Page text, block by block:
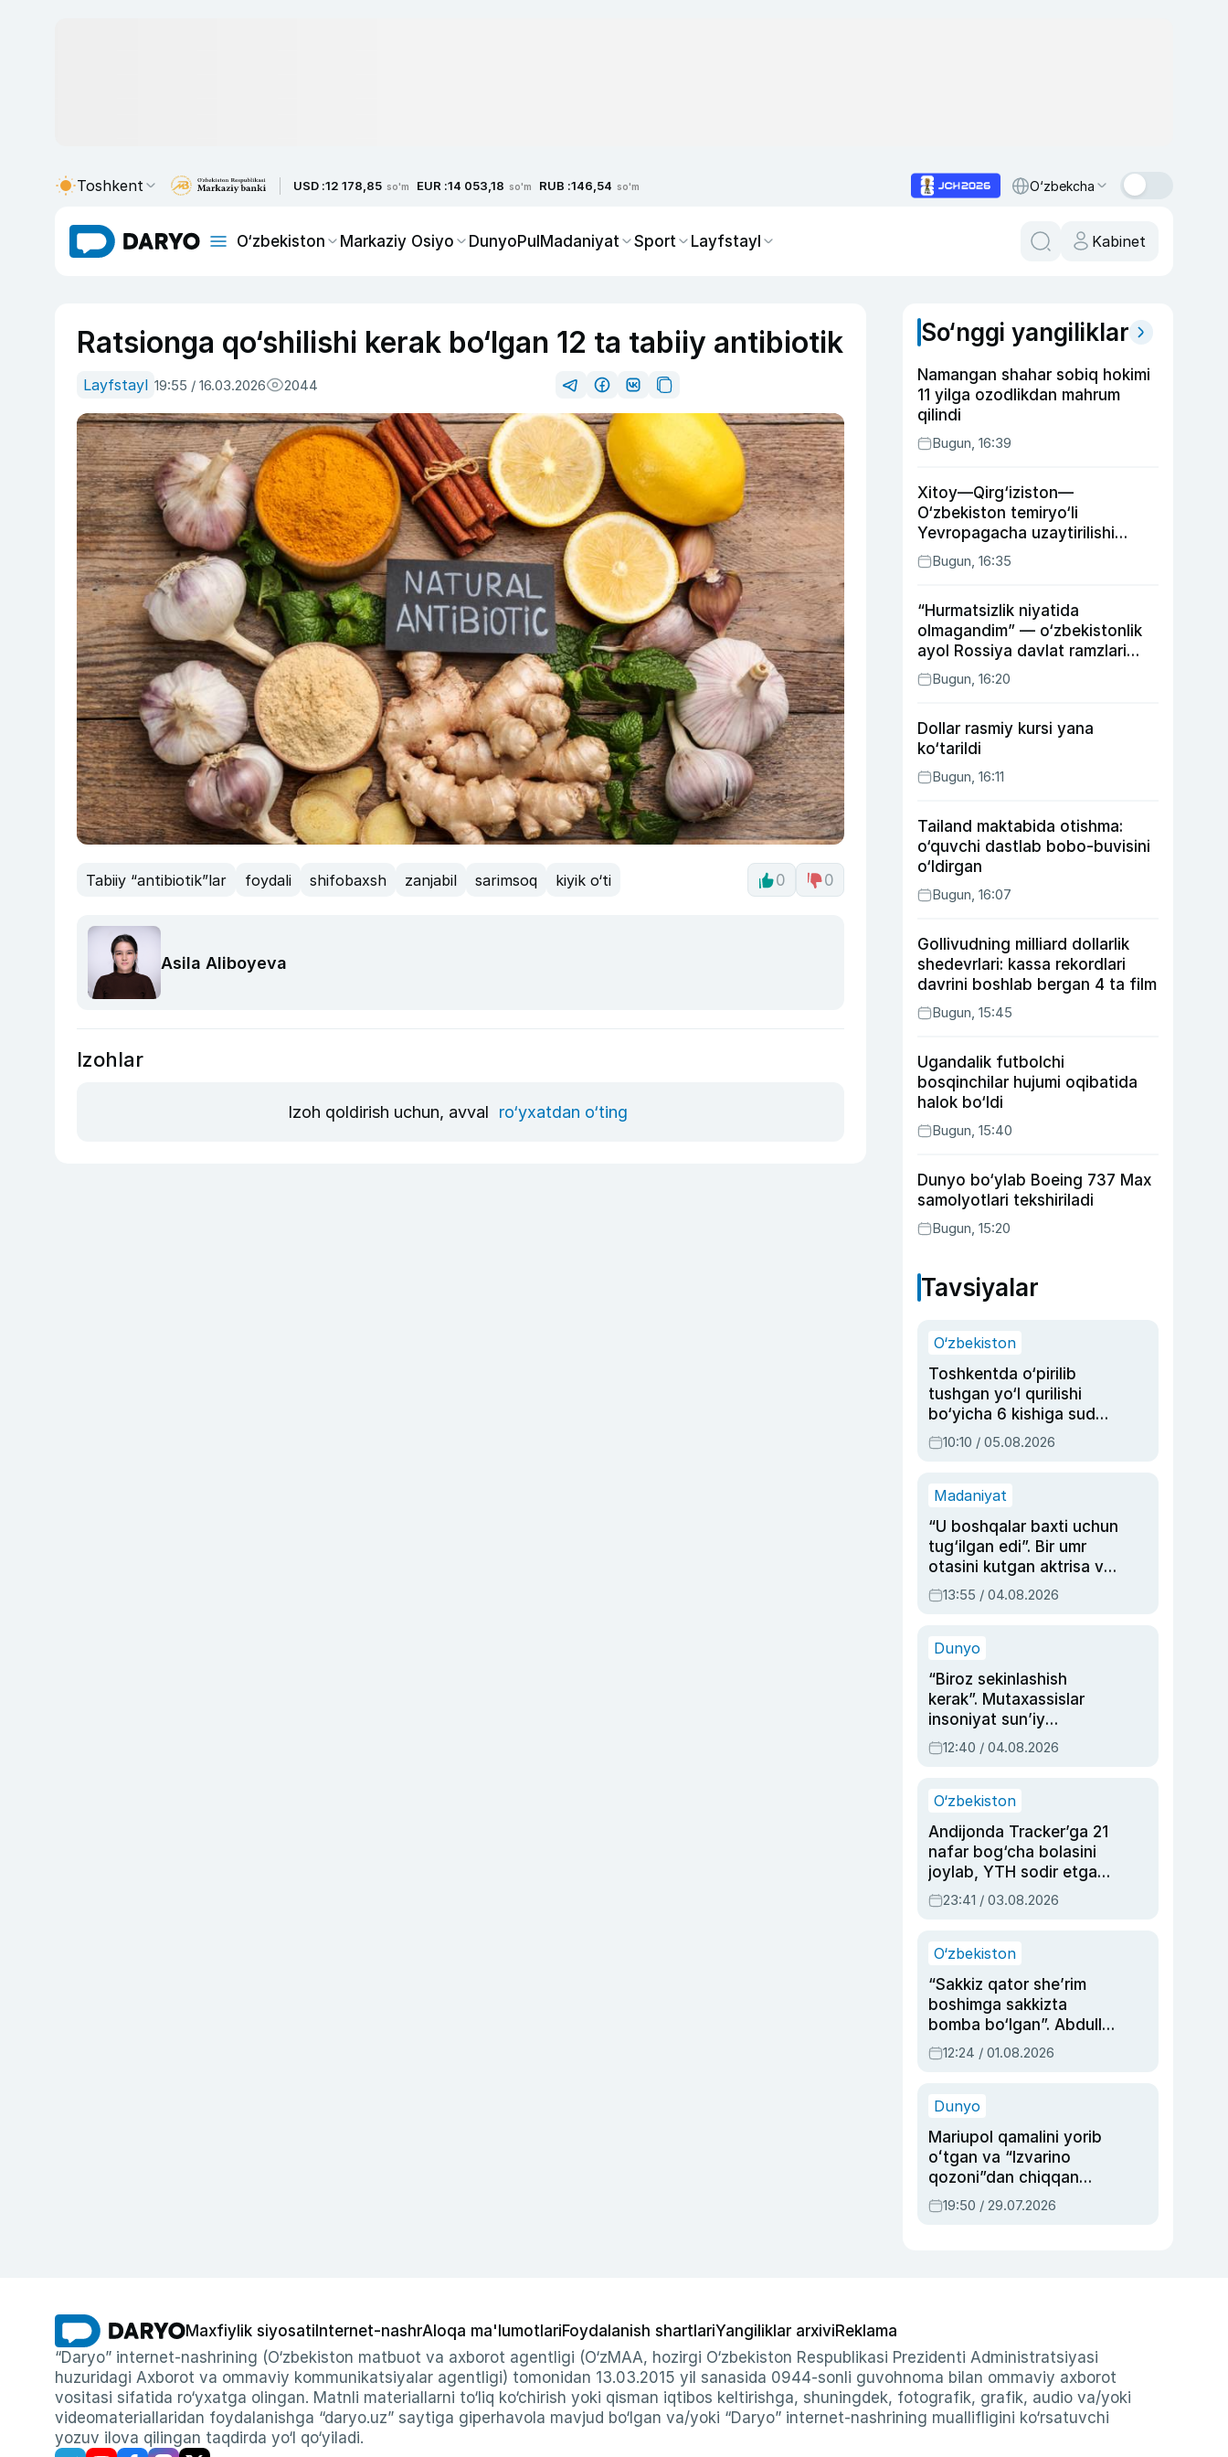
Toshkent USD :12 178,85 so'm EUR :14 053,18 so'm RUB :146,54 so'm O‘zbekcha
O‘zbekiston Markaziy Osiyo DunyoPulMadaniyat Sport Layfstayl Kabinet
Ratsionga qo‘shilishi kerak bo‘lgan 12 ta tabiiy antibiotik
Layfstayl 19:55 / 16.03.2026 2044
Tabiiy “antibiotik”lar foydali shifobaxsh zanjabil sarimsoq kiyik o‘ti 0 0
Asila Aliboyeva
Izohlar
Izoh qoldirish uchun, avval ro‘yxatdan o‘ting
So‘nggi yangiliklar
Namangan shahar sobiq hokimi
11 yilga ozodlikdan mahrum
qilindi
Bugun, 16:39
Xitoy—Qirg‘iziston—
O‘zbekiston temiryo‘li
Yevropagacha uzaytirilishi
mumkin
Bugun, 16:35
“Hurmatsizlik niyatida
olmagandim” — o‘zbekistonlik
ayol Rossiya davlat ramzlari
tushirilgan poyandoz haqida
Bugun, 16:20
Dollar rasmiy kursi yana
ko‘tarildi
Bugun, 16:11
Tailand maktabida otishma:
o‘quvchi dastlab bobo-buvisini
o‘ldirgan
Bugun, 16:07
Gollivudning milliard dollarlik
shedevrlari: kassa rekordlari
davrini boshlab bergan 4 ta film
Bugun, 15:45
Ugandalik futbolchi
bosqinchilar hujumi oqibatida
halok bo‘ldi
Bugun, 15:40
Dunyo bo‘ylab Boeing 737 Max
samolyotlari tekshiriladi
Bugun, 15:20
Tavsiyalar
O‘zbekiston
Toshkentda o‘pirilib
tushgan yo‘l qurilishi
bo‘yicha 6 kishiga sud
hukmi o‘qildi
10:10 / 05.08.2026
Madaniyat
“U boshqalar baxti uchun
tug‘ilgan edi”. Bir umr
otasini kutgan aktrisa va
dublyaj ustasi Rimma
Ahmedovaning
13:55 / 04.08.2026
Dunyo
“Biroz sekinlashish
kerak”. Mutaxassislar
insoniyat sun’iy
intellektni boshqara
olmay qolishidan xavotir
12:40 / 04.08.2026
O‘zbekiston
Andijonda Tracker’ga 21
nafar bog‘cha bolasini
joylab, YTH sodir etgan
ayolga sud hukmi o‘qildi
23:41 / 03.08.2026
O‘zbekiston
“Sakkiz qator she’rim
boshimga sakkizta
bomba bo‘lgan”. Abdulla
Oripovni siyosiy
ayblovlardan asrab
12:24 / 01.08.2026
Dunyo
Mariupol qamalini yorib
oʻtgan va “Izvarino
qozoni”dan chiqqan
qahramon — Ukraina
armiyasi bosh
19:50 / 29.07.2026
Maxfiylik siyosati Internet-nashrAloqa ma'lumotlariFoydalanish shartlariYangiliklar arxiviReklama
“Daryo” internet-nashrining (O‘zbekiston matbuot va axborot agentligi (O‘zMAA, hozirgi O‘zbekiston Respublikasi Prezidenti Administratsiyasi
huzuridagi Axborot va ommaviy kommunikatsiyalar agentligi) tomonidan 13.03.2015 yil sanasida 0944-sonli guvohnoma bilan ommaviy axborot
vositasi sifatida ro‘yxatga olingan. Matnli materiallarni to‘liq ko‘chirish yoki qisman iqtibos keltirishga, shuningdek, fotografik, grafik, audio va/yoki
videomateriallaridan foydalanishga “daryo.uz” saytiga giperhavola mavjud bo‘lgan va/yoki “Daryo” internet-nashrining muallifligini ko‘rsatuvchi
yozuv ilova qilingan taqdirda yo‘l qo‘yiladi.